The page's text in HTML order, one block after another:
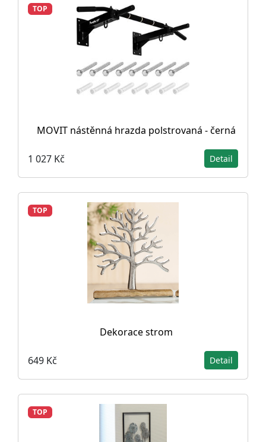
TOP
MOVIT nástěnná hrazda polstrovaná - černá
1 027 Kč Detail
TOP
Dekorace strom
649 Kč Detail
TOP